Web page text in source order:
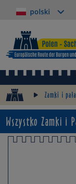
polski
Zamki i
Wszystko Zamki i